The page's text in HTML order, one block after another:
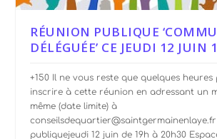
RÉUNION PUBLIQUE
DÉLÉGUÉE’ CE JEUDI 12 JUIN
+150 Il ne vous reste que quelques
inscrire à cette réunion en adressant un
même (date limite) à
conseilsdequartier@saintgermainenlaye.fr
publiquejeudi 12 juin de 19h à 20h30